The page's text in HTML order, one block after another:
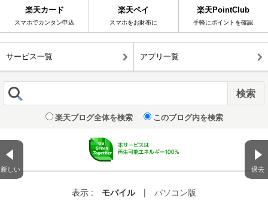
新しい 過去
楽天カード
スマホでカンタン申込
楽天ペイ
スマホをお財布に
楽天PointClub
手軽にポイントを確認
サービス一覧 アプリ一覧
楽天ブログ全体を検索 このブログ内を検索
表示 : モバイル | パソコン版